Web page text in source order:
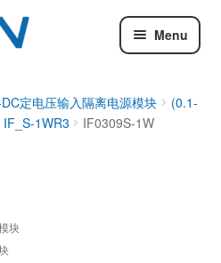
Menu
定电压输入隔离电源模块
(0.1-
IF_S-1WR3 IF0309S-1W
块